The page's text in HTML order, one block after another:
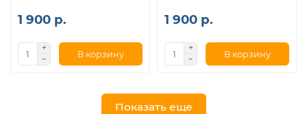
1 900 р.
В корзину
1 900 р.
В корзину
Показать еще